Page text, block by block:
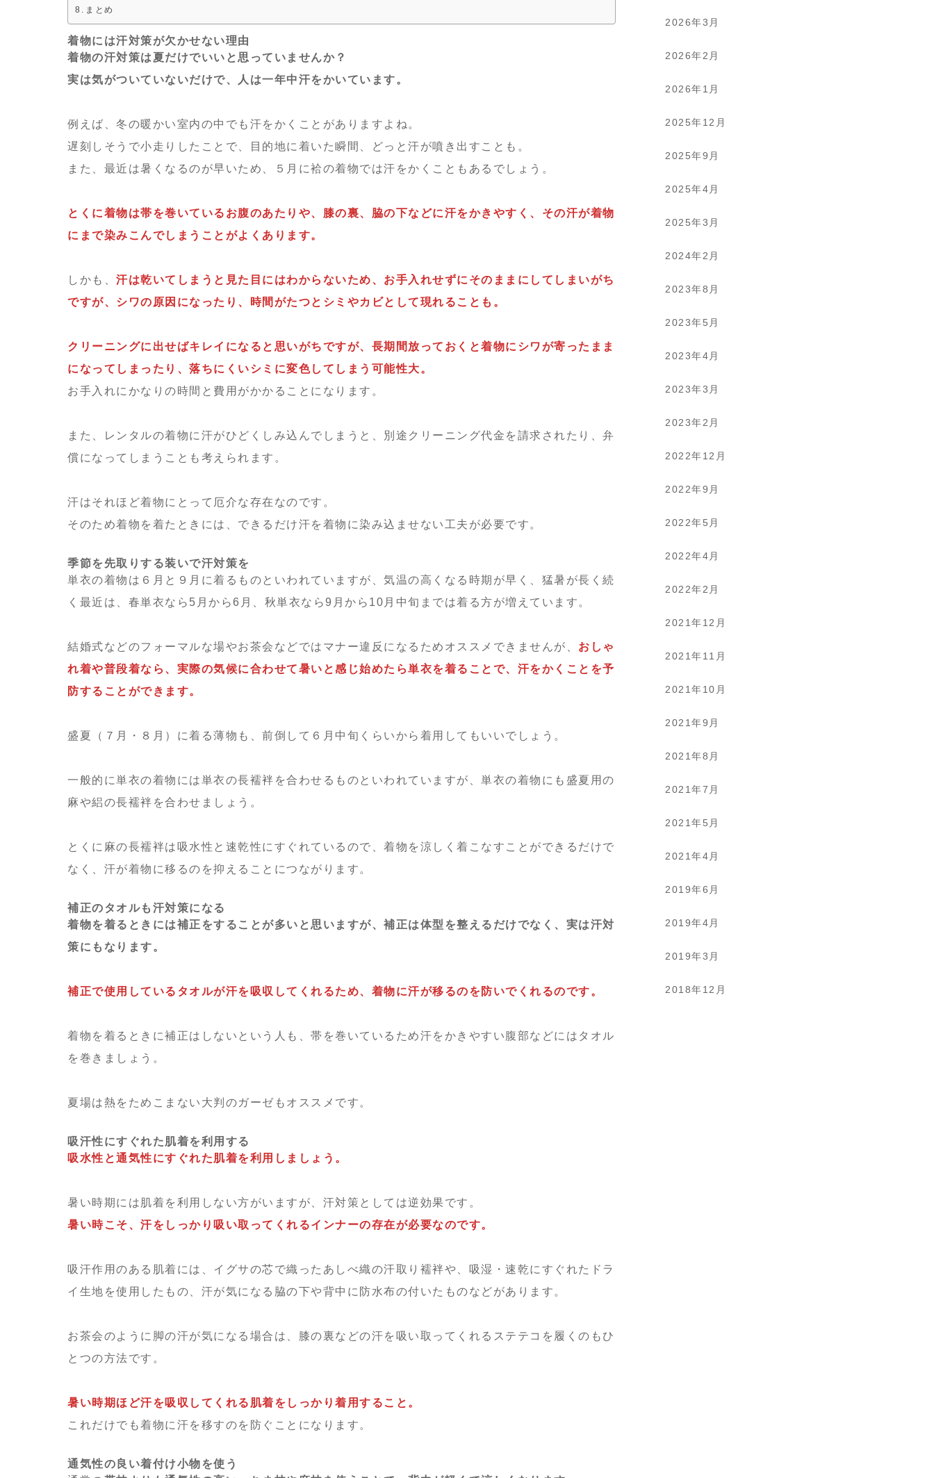
まとめ
着物には汗対策が欠かせない理由
着物の汗対策は夏だけでいいと思っていませんか？
実は気がついていないだけで、人は一年中汗をかいています。
例えば、冬の暖かい室内の中でも汗をかくことがありますよね。
遅刻しそうで小走りしたことで、目的地に着いた瞬間、どっと汗が噴き出すことも。
また、最近は暑くなるのが早いため、５月に袷の着物では汗をかくこともあるでしょう。
とくに着物は帯を巻いているお腹のあたりや、膝の裏、脇の下などに汗をかきやすく、その汗が着物
にまで染みこんでしまうことがよくあります。
しかも、 汗は乾いてしまうと見た目にはわからないため、お手入れせずにそのままにしてしまいがち
ですが、シワの原因になったり、時間がたつとシミやカビとして現れることも。
クリーニングに出せばキレイになると思いがちですが、長期間放っておくと着物にシワが寄ったまま
になってしまったり、落ちにくいシミに変色してしまう可能性大。
お手入れにかなりの時間と費用がかかることになります。
また、レンタルの着物に汗がひどくしみ込んでしまうと、別途クリーニング代金を請求されたり、弁
償になってしまうことも考えられます。
汗はそれほど着物にとって厄介な存在なのです。
そのため着物を着たときには、できるだけ汗を着物に染み込ませない工夫が必要です。
季節を先取りする装いで汗対策を
単衣の着物は６月と９月に着るものといわれていますが、気温の高くなる時期が早く、猛暑が長く続
く最近は、春単衣なら5月から6月、秋単衣なら9月から10月中旬までは着る方が増えています。
結婚式などのフォーマルな場やお茶会などではマナー違反になるためオススメできませんが、 おしゃ
れ着や普段着なら、実際の気候に合わせて暑いと感じ始めたら単衣を着ることで、汗をかくことを予
防することができます。
盛夏（７月・８月）に着る薄物も、前倒して６月中旬くらいから着用してもいいでしょう。
一般的に単衣の着物には単衣の長襦袢を合わせるものといわれていますが、単衣の着物にも盛夏用の
麻や絽の長襦袢を合わせましょう。
とくに麻の長襦袢は吸水性と速乾性にすぐれているので、着物を涼しく着こなすことができるだけで
なく、汗が着物に移るのを抑えることにつながります。
補正のタオルも汗対策になる
着物を着るときには補正をすることが多いと思いますが、補正は体型を整えるだけでなく、実は汗対
策にもなります。
補正で使用しているタオルが汗を吸収してくれるため、着物に汗が移るのを防いでくれるのです。
着物を着るときに補正はしないという人も、帯を巻いているため汗をかきやすい腹部などにはタオル
を巻きましょう。
夏場は熱をためこまない大判のガーゼもオススメです。
吸汗性にすぐれた肌着を利用する
吸水性と通気性にすぐれた肌着を利用しましょう。
暑い時期には肌着を利用しない方がいますが、汗対策としては逆効果です。
暑い時こそ、汗をしっかり吸い取ってくれるインナーの存在が必要なのです。
吸汗作用のある肌着には、イグサの芯で織ったあしべ織の汗取り襦袢や、吸湿・速乾にすぐれたドラ
イ生地を使用したもの、汗が気になる脇の下や背中に防水布の付いたものなどがあります。
お茶会のように脚の汗が気になる場合は、膝の裏などの汗を吸い取ってくれるステテコを履くのもひ
とつの方法です。
暑い時期ほど汗を吸収してくれる肌着をしっかり着用すること。
これだけでも着物に汗を移すのを防ぐことになります。
通気性の良い着付け小物を使う
2026年3月
2026年2月
2026年1月
2025年12月
2025年9月
2025年4月
2025年3月
2024年2月
2023年8月
2023年5月
2023年4月
2023年3月
2023年2月
2022年12月
2022年9月
2022年5月
2022年4月
2022年2月
2021年12月
2021年11月
2021年10月
2021年9月
2021年8月
2021年7月
2021年5月
2021年4月
2019年6月
2019年4月
2019年3月
2018年12月